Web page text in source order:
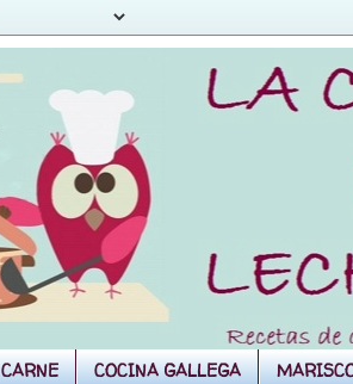
CARNE COCINA GALLEGA